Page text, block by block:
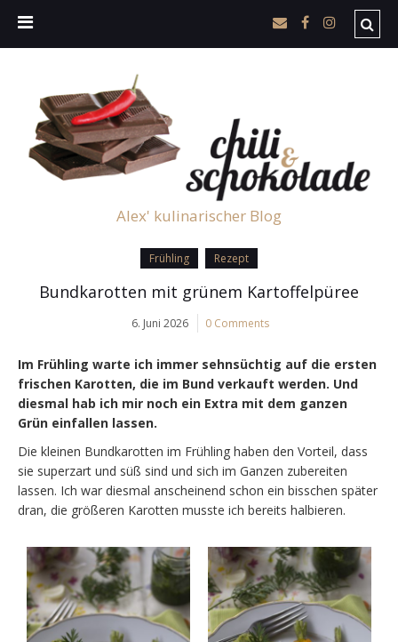
Alex' kulinarischer Blog
Frühling Rezept
Bundkarotten mit grünem Kartoffelpüree
6. Juni 2026 0 Comments
Im Frühling warte ich immer sehnsüchtig auf die ersten
frischen Karotten, die im Bund verkauft werden. Und
diesmal hab ich mir noch ein Extra mit dem ganzen
Grün einfallen lassen.
Die kleinen Bundkarotten im Frühling haben den Vorteil, dass
sie superzart und süß sind und sich im Ganzen zubereiten
lassen. Ich war diesmal anscheinend schon ein bisschen später
dran, die größeren Karotten musste ich bereits halbieren.